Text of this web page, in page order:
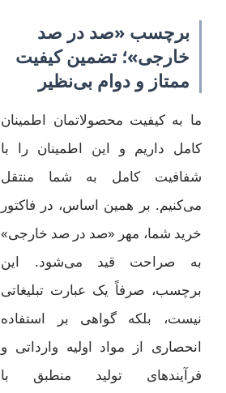
برچسب «صد در صد
خارجی»؛ تضمین کیفیت
ممتاز و دوام بی‌نظیر
ما به کیفیت محصولاتمان اطمینان
کامل داریم و این اطمینان را با
شفافیت کامل به شما منتقل
می‌کنیم. بر همین اساس، در فاکتور
خرید شما، مهر «صد در صد خارجی»
به صراحت قید می‌شود. این
برچسب، صرفاً یک عبارت تبلیغاتی
نیست، بلکه گواهی بر استفاده
انحصاری از مواد اولیه وارداتی و
فرآیندهای تولید منطبق با